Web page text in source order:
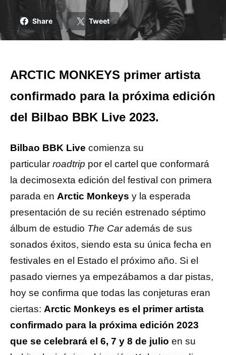
Share Tweet
ARCTIC MONKEYS primer artista
confirmado para la próxima edición
del Bilbao BBK Live 2023.
Bilbao BBK Live comienza su
particular roadtrip por el cartel que conformará
la decimosexta edición del festival con primera
parada en Arctic Monkeys y la esperada
presentación de su recién estrenado séptimo
álbum de estudio The Carademás de sus
sonados éxitos, siendo esta su única fecha en
festivales en el Estado el próximo año. Si el
pasado viernes ya empezábamos a dar pistas,
hoy se confirma que todas las conjeturas eran
ciertas: Arctic Monkeys es el primer artista
confirmado para la próxima edición 2023
que se celebrará el 6, 7 y 8 de julio en su